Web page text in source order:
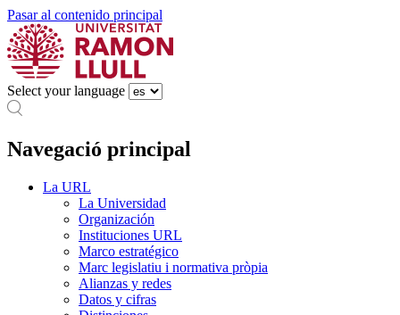
Pasar al contenido principal
Select your language
Navegació principal
La URL
La Universidad
Organización
Instituciones URL
Marco estratégico
Marc legislatiu i normativa pròpia
Alianzas y redes
Datos y cifras